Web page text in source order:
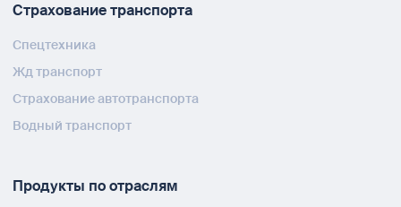
Страхование транспорта
Спецтехника
Жд транспорт
Страхование автотранспорта
Водный транспорт
Продукты по отраслям